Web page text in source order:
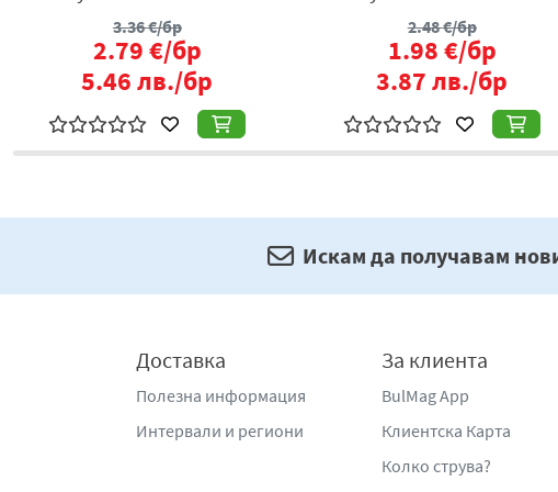
3.36€/бр
2.79€/бр
5.46лв./бр
2.48€/бр
1.98€/бр
3.87лв./бр
Искам да получавам
Доставка
Полезна информация
Интервали и региони
За клиента
BulMag App
Клиентска Карта
Колко струва?